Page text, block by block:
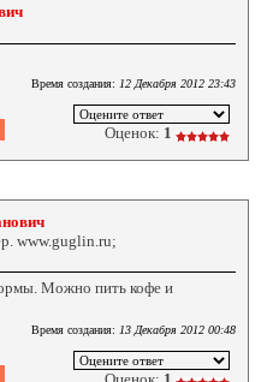
Время создания: 12 Декабря 2012 23:43
Оценок: 1
www.guglin.ru;
Можно пить кофе и
Время создания: 13 Декабря 2012 00:48
Оценок: 1